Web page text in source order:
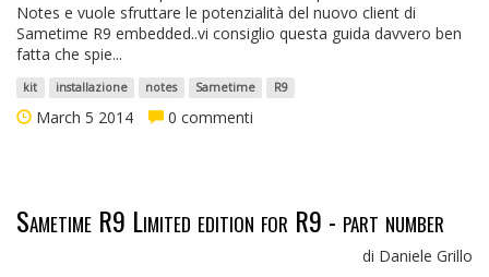
Notes e vuole sfruttare le potenzialità del nuovo client di
Sametime R9 embedded..vi consiglio questa guida davvero ben
fatta che spie...
kit installazione notes Sametime R9
March 5 2014 0 commenti
Sametime R9 Limited edition for R9 - part number
di Daniele Grillo